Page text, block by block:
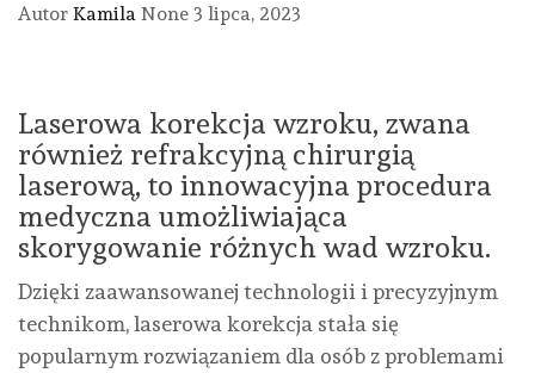
Autor Kamila None 3 lipca, 2023
Laserowa korekcja wzroku, zwana
również refrakcyjną chirurgią
laserową, to innowacyjna procedura
medyczna umożliwiająca
skorygowanie różnych wad wzroku.
Dzięki zaawansowanej technologii i precyzyjnym
technikom, laserowa korekcja stała się
popularnym rozwiązaniem dla osób z problemami